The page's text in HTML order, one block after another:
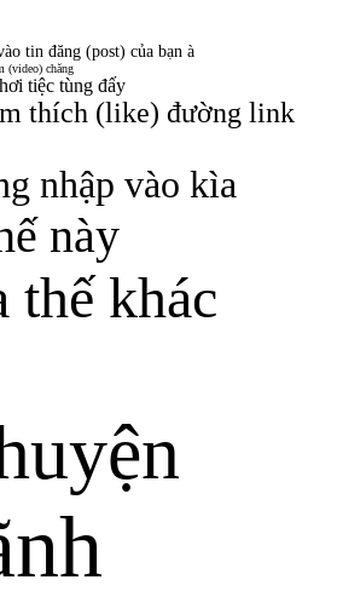
tin đăng (post) của bạn à
(video) chăng
tiệc tùng đấy
thích (like) đường link
nhập vào kìa
này
thế khác